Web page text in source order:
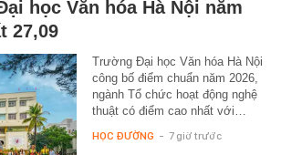
học Văn hóa Hà Nội năm
27,09
Trường Đại học Văn hóa Hà Nội
công bố điểm chuẩn năm 2026,
ngành Tổ chức hoạt động nghệ
thuật có điểm cao nhất với…
HỌC ĐƯỜNG - 7 giờ trước